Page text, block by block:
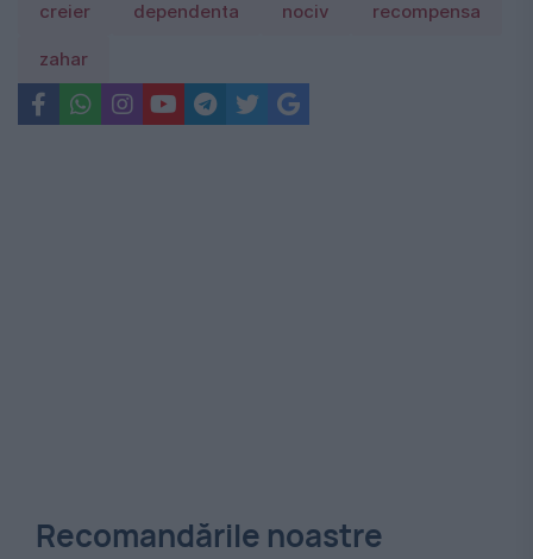
creier dependenta nociv recompensa
zahar
Recomandările noastre